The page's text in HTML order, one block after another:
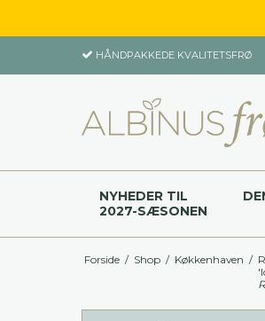
HÅNDPAKKEDE KVALITETSFRØ
NYHEDER TIL
2027-SÆSONEN
Forside / Shop / Køkkenhaven /